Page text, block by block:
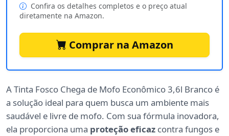
Confira os detalhes completos e o preço atual
diretamente na Amazon.
Comprar na Amazon
A Tinta Fosco Chega de Mofo Econômico 3,6l Branco é
a solução ideal para quem busca um ambiente mais
saudável e livre de mofo. Com sua fórmula inovadora,
ela proporciona uma proteção eficaz contra fungos e